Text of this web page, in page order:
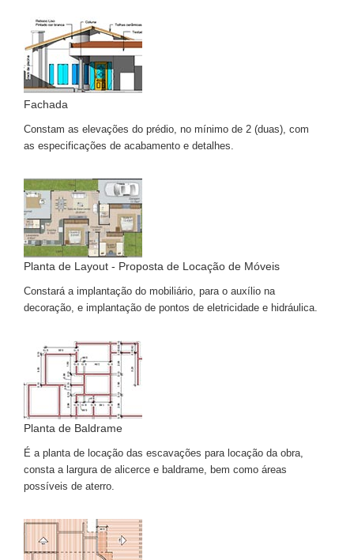
Fachada
Constam as elevações do prédio, no mínimo de 2 (duas), com
as especificações de acabamento e detalhes.
Planta de Layout - Proposta de Locação de Móveis
Constará a implantação do mobiliário, para o auxílio na
decoração, e implantação de pontos de eletricidade e hidráulica.
Planta de Baldrame
É a planta de locação das escavações para locação da obra,
consta a largura de alicerce e baldrame, bem como áreas
possíveis de aterro.